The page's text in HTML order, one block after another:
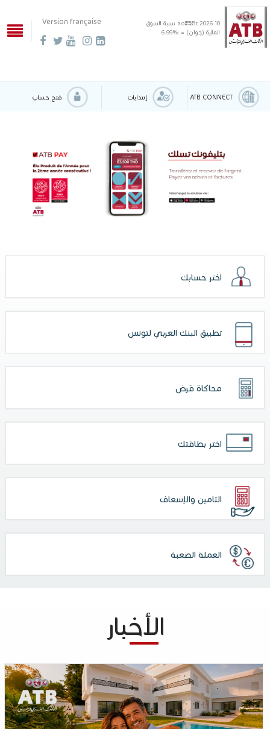
Version française 10 août 2026
نسبة السوق
المالية (جوان) = %6.99
ATB CONNECT إنتدابات فتح حساب
اختر حسابك
تطبيق البنك العربي لتونس
محاكاة قرض
اختر بطاقتك
التامين والإسعاف
العملة الصعبة
الأخبار